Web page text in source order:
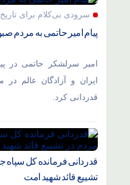
سرودی بی‌کلام برای تاریخ
پیام امیر حاتمی به مردم
امیر سرلشکر حاتمی در
ایران و آزادگان عالم
قدردانی کرد.
قدردانی فرمانده کل
تشییع قائد شهید امت